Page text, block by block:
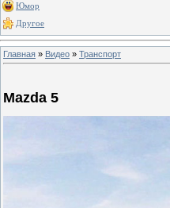
Юмор
Другое
Главная » Видео » Транспорт
Mazda 5